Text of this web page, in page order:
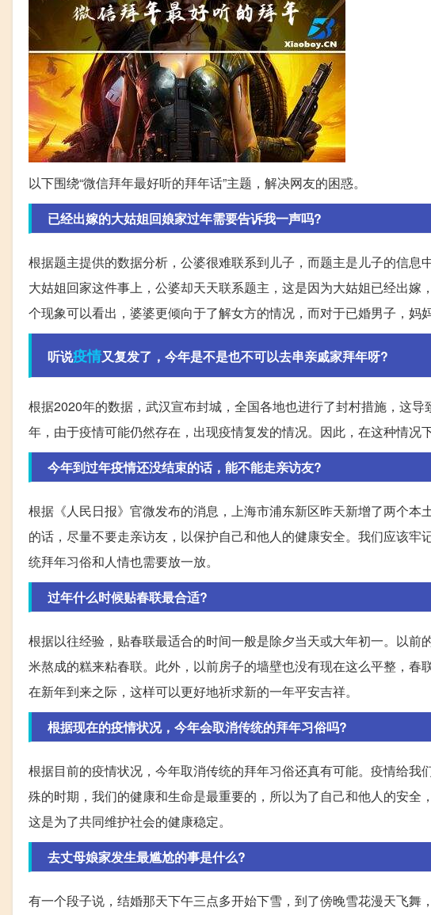
以下围绕“微信拜年最好听的拜年话”主题，解决网友的困惑。
已经出嫁的大姑姐回娘家过年需要告诉我一声吗?
根据题主提供的数据分析，公婆很难联系到儿子，而题主是儿子的信
大姑姐回家这件事上，公婆却天天联系题主，这是因为大姑姐已经出
个现象可以看出，婆婆更倾向于了解女方的情况，而对于已婚男子，妈
听说疫情又复发了，今年是不是也不可以去串亲戚家拜年呀?
根据2020年的数据，武汉宣布封城，全国各地也进行了封村措施，这
年，由于疫情可能仍然存在，出现疫情复发的情况。因此，在这种情况
今年到过年疫情还没结束的话，能不能走亲访友?
根据《人民日报》官微发布的消息，上海市浦东新区昨天新增了两个
的话，尽量不要走亲访友，以保护自己和他人的健康安全。我们应该牢
统拜年习俗和人情也需要放一放。
过年什么时候贴春联最合适?
根据以往经验，贴春联最适合的时间一般是除夕当天或大年初一。以
米熬成的糕来粘春联。此外，以前房子的墙壁也没有现在这么平整，
在新年到来之际，这样可以更好地祈求新的一年平安吉祥。
根据现在的疫情状况，今年会取消传统的拜年习俗吗?
根据目前的疫情状况，今年取消传统的拜年习俗还真有可能。疫情给
殊的时期，我们的健康和生命是最重要的，所以为了自己和他人的安全
这是为了共同维护社会的健康稳定。
去丈母娘家发生最尴尬的事是什么?
有一个段子说，结婚那天下午三点多开始下雪，到了傍晚雪花漫天飞